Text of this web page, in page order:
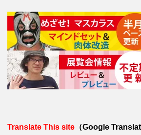
Translate This site （Google